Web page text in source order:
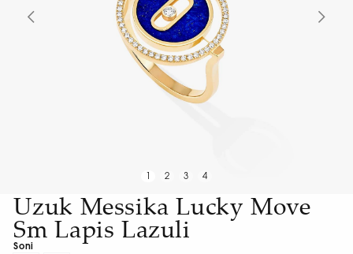
2 3 4
Uzuk Messika Lucky Move
Sm Lapis Lazuli
Soni